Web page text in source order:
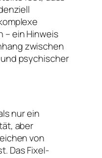
– ein Hinweis
zwischen
psychischer
nur ein
aber
von
Das Fixel-